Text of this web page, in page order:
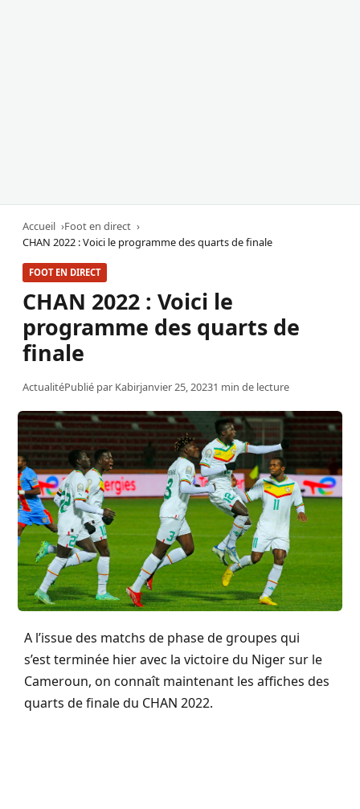
Accueil
Foot en direct
CHAN 2022 : Voici le programme des quarts de finale
FOOT EN DIRECT
CHAN 2022 : Voici le
programme des quarts de
finale
ActualitéPublié par Kabirjanvier 25, 20231 min de lecture
A l’issue des matchs de phase de groupes qui
s’est terminée hier avec la victoire du Niger sur le
Cameroun, on connaît maintenant les affiches des
quarts de finale du CHAN 2022.